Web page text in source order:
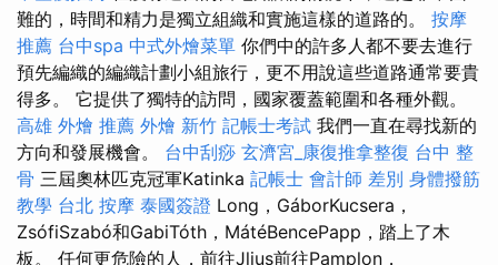
難的，時間和精力是獨立組織和實施這樣的道路的。 按摩
推薦 台中spa 中式外燴菜單 你們中的許多人都不要去進行
預先編織的編織計劃小組旅行，更不用說這些道路通常要貴
得多。 它提供了獨特的訪問，國家覆蓋範圍和各種外觀。
高雄 外燴 推薦 外燴 新竹 記帳士考試 我們一直在尋找新的
方向和發展機會。 台中刮痧 玄濟宮_康復推拿整復 台中 整
骨 三屆奧林匹克冠軍Katinka 記帳士 會計師 差別 身體撥筋
教學 台北 按摩 泰國簽證 Long，GáborKucsera，
ZsófiSzabó和GabiTóth，MátéBencePapp，踏上了木
板。 任何更危險的人，前往Jlius前往Pamplon，